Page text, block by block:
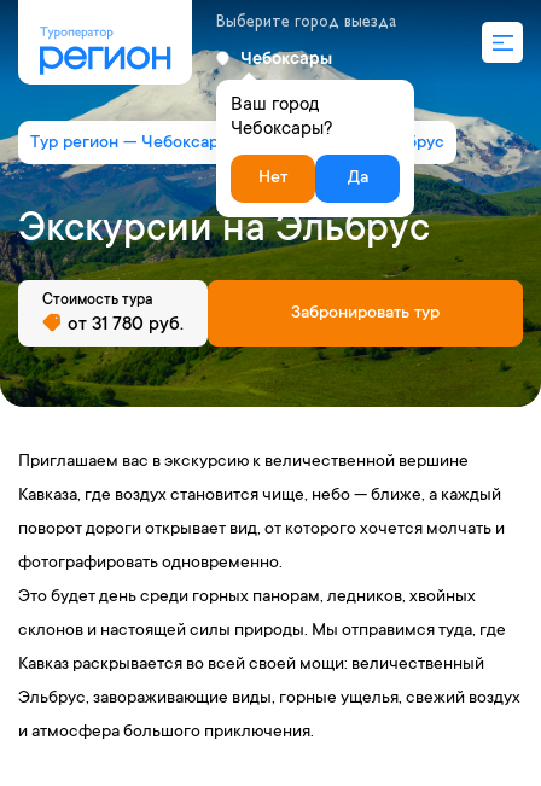
Выберите город выезда
Чебоксары
Ваш город
Чебоксары?
Нет Да
Тур регион — Чебоксары Экскурсии на Эльбрус
Экскурсии на Эльбрус
Забронировать тур
Стоимость тура
от 31 780 руб.
Приглашаем вас в экскурсию к величественной вершине
Кавказа, где воздух становится чище, небо — ближе, а каждый
поворот дороги открывает вид, от которого хочется молчать и
фотографировать одновременно.
Это будет день среди горных панорам, ледников, хвойных
склонов и настоящей силы природы. Мы отправимся туда, где
Кавказ раскрывается во всей своей мощи: величественный
Эльбрус, завораживающие виды, горные ущелья, свежий воздух
и атмосфера большого приключения.